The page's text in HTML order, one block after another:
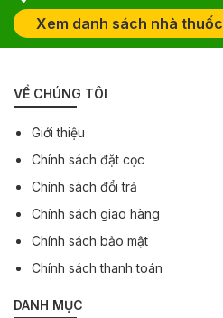
Xem danh sách nhà thuốc
VỀ CHÚNG TÔI
Giới thiệu
Chính sách đặt cọc
Chính sách đổi trả
Chính sách giao hàng
Chính sách bảo mật
Chính sách thanh toán
DANH MỤC